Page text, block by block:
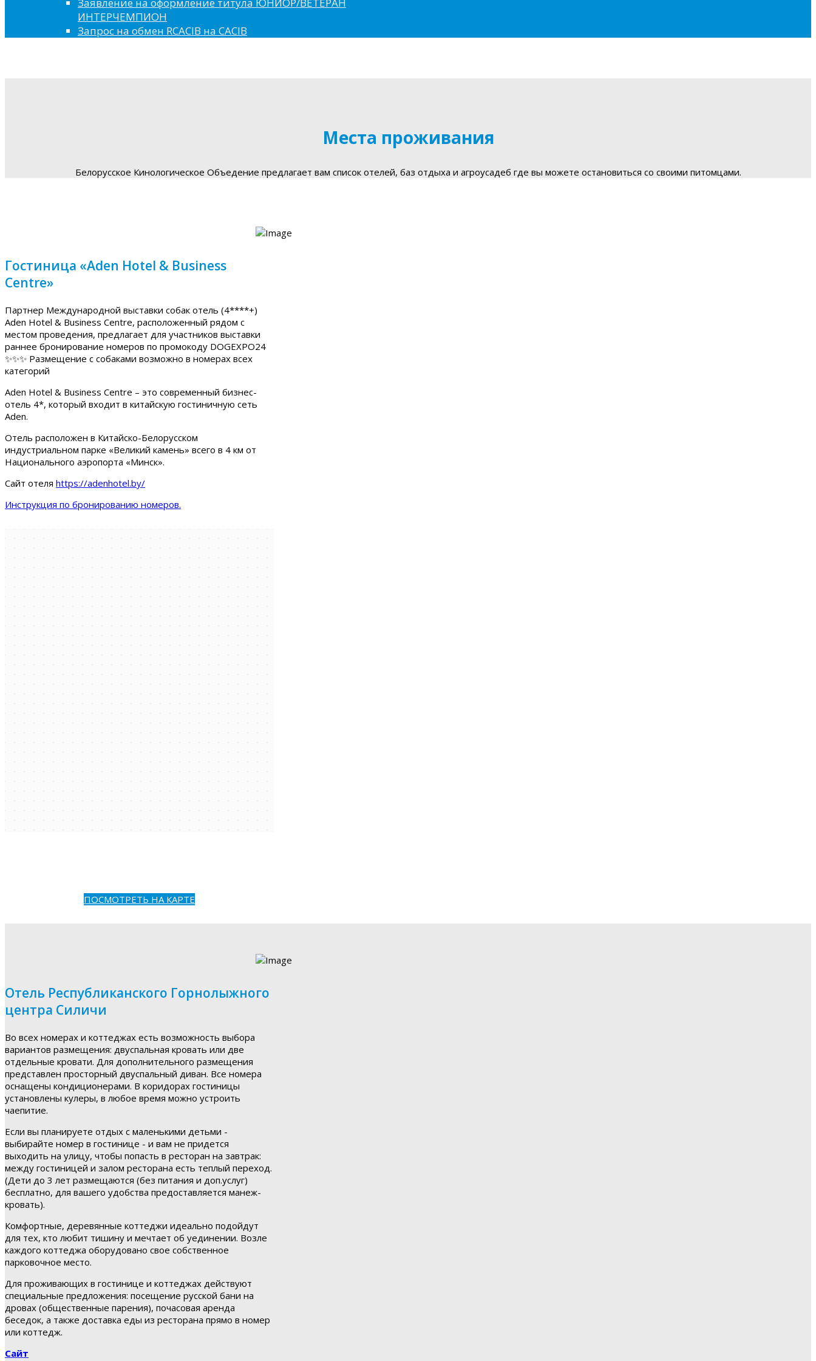
ИНТЕРЧЕМПИОН
Запрос на обмен RCACIB на CACIB
Места проживания
Белорусское Кинологическое Объедение предлагает вам список отелей, баз отдыха и агроусадеб где вы можете остановиться со своими питомцами.
Гостиница «Aden Hotel & Business
Centre»
Партнер Международной выставки собак отель (4****+)
Aden Hotel & Business Centre, расположенный рядом с
местом проведения, предлагает для участников выставки
раннее бронирование номеров по промокоду DOGEXPO24
✨✨✨ Размещение с собаками возможно в номерах всех
категорий
Aden Hotel & Business Centre – это современный бизнес-
отель 4*, который входит в китайскую гостиничную сеть
Aden.
Отель расположен в Китайско-Белорусском
индустриальном парке «Великий камень» всего в 4 км от
Национального аэропорта «Минск».
Сайт отеля https://adenhotel.by/
Инструкция по бронированию номеров.
ПОСМОТРЕТЬ НА КАРТЕ
Отель Республиканского Горнолыжного
центра Силичи
Во всех номерах и коттеджах есть возможность выбора
вариантов размещения: двуспальная кровать или две
отдельные кровати. Для дополнительного размещения
представлен просторный двуспальный диван. Все номера
оснащены кондиционерами. В коридорах гостиницы
установлены кулеры, в любое время можно устроить
чаепитие.
Если вы планируете отдых с маленькими детьми -
выбирайте номер в гостинице - и вам не придется
выходить на улицу, чтобы попасть в ресторан на завтрак:
между гостиницей и залом ресторана есть теплый переход.
(Дети до 3 лет размещаются (без питания и доп.услуг)
бесплатно, для вашего удобства предоставляется манеж-
кровать).
Комфортные, деревянные коттеджи идеально подойдут
для тех, кто любит тишину и мечтает об уединении. Возле
каждого коттеджа оборудовано свое собственное
парковочное место.
Для проживающих в гостинице и коттеджах действуют
специальные предложения: посещение русской бани на
дровах (общественные парения), почасовая аренда
беседок, а также доставка еды из ресторана прямо в номер
или коттедж.
Сайт